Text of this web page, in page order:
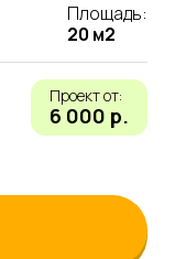
Площадь:
20 м2
Проект от:
6 000 р.